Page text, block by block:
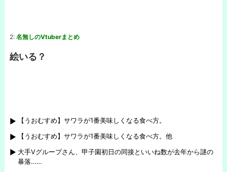
2: 名無しのVtuberまとめ
絵いる？
【うおむすめ】サワラが1番美味しくなる食べ方。
【うおむすめ】サワラが1番美味しくなる食べ方。他
大手Vグループさん、甲子園初日の同接といいね数が去年から謎の
暴落……